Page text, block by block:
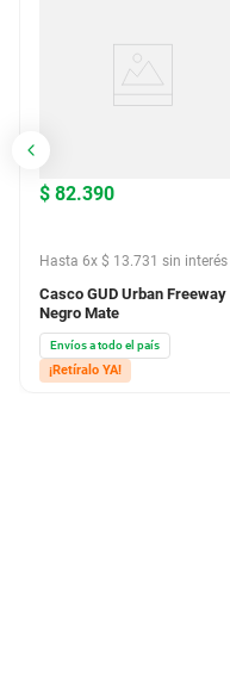
$ 82.390
Hasta 6x $ 13.731 sin interés
Casco GUD Urban Freeway
Negro Mate
Envíos a todo el país
¡Retíralo YA!